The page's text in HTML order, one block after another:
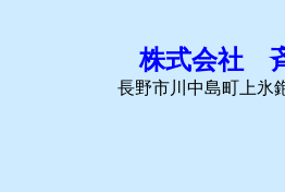
株式会社
長野市川中島町上氷